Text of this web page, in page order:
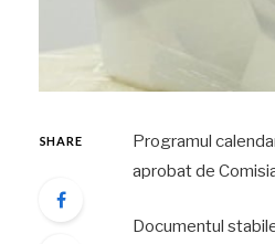
SHARE
Programul
aprobat de
Documentul